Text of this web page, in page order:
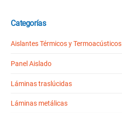
Categorías
Aislantes Térmicos y Termoacústicos
Panel Aislado
Láminas traslúcidas
Láminas metálicas